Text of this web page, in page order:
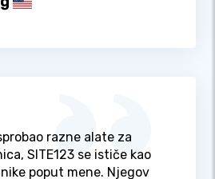
razne alate za
SITE123 se ističe kao
poput mene. Njegov